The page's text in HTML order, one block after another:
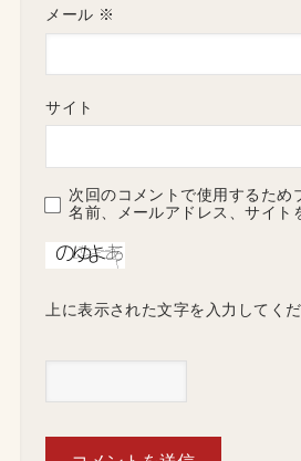
メール ※
サイト
次回のコメントで使用するため
名前、メールアドレス、サイト
上に表示された文字を入力してくだ